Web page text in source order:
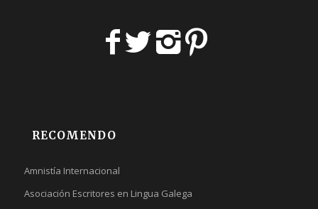
RECOMENDO
Amnistía Internacional
Asociación Escritores en Lingua Galega